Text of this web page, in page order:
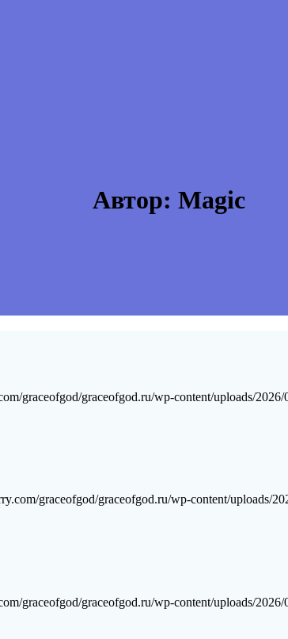
Автор: Magic
graceofgod/graceofgod.ru/wp-content/uploads/
graceofgod/graceofgod.ru/wp-content/uploads/
graceofgod/graceofgod.ru/wp-content/uploads/